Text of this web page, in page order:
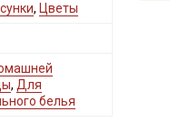
, Цветы
, Для
белья